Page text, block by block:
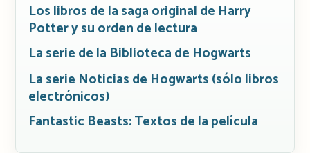
Los libros de la saga original de Harry
Potter y su orden de lectura
La serie de la Biblioteca de Hogwarts
La serie Noticias de Hogwarts (sólo libros
electrónicos)
Fantastic Beasts: Textos de la película